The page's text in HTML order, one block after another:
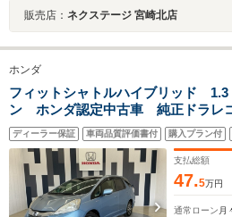
販売店： ネクステージ 宮崎北店
ホンダ
フィットシャトルハイブリッド 1.3
ン ホンダ認定中古車 純正ドラレ
ー クルーズコントロール 純正メ
グ Bluetooth接続 ETC MTモー
ト シートヒーター 横滑り防止装置
ディーラー保証 車両品質評価書付 購入プラン付
支払総額
47.5万円
通常ローン 月